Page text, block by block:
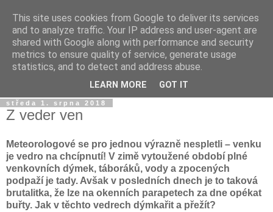
Dýmkařův koutek
Místo pro všechny, kteří se chtějí dozvědět něco o světě
vodních dýmek a trochu se pobavit!
středa 1. srpna 2018
Z veder ven
Meteorologové se pro jednou výrazně nespletli – venku
je vedro na chcípnutí! V zimě vytoužené období plné
venkovních dýmek, táboráků, vody a zpocených
podpaží je tady. Avšak v posledních dnech je to taková
brutalitka, že lze na okenních parapetech za dne opékat
buřty. Jak v těchto vedrech dýmkařit a přežít?
This site uses cookies from Google to deliver its services
and to analyze traffic. Your IP address and user-agent are
shared with Google along with performance and security
metrics to ensure quality of service, generate usage
statistics, and to detect and address abuse.
LEARN MORE GOT IT